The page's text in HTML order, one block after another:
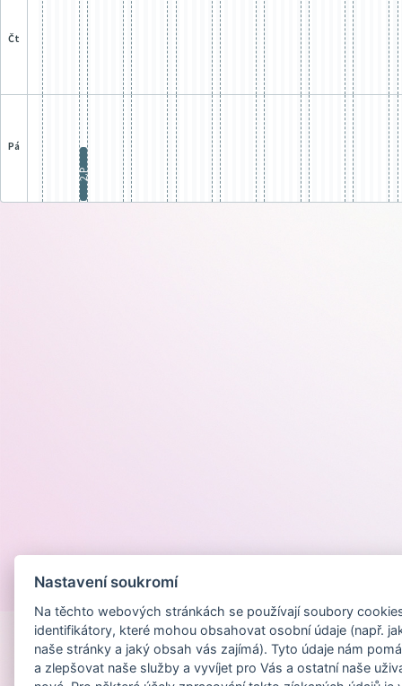
čt
pá
2.P
Nastavení soukromí
Na těchto webových stránkách se používají soubory
identifikátory, které mohou obsahovat osobní údaje (např.
naše stránky a jaký obsah vás zajímá). Tyto údaje nám
a zlepšovat naše služby a vyvíjet pro Vás a ostatní naše